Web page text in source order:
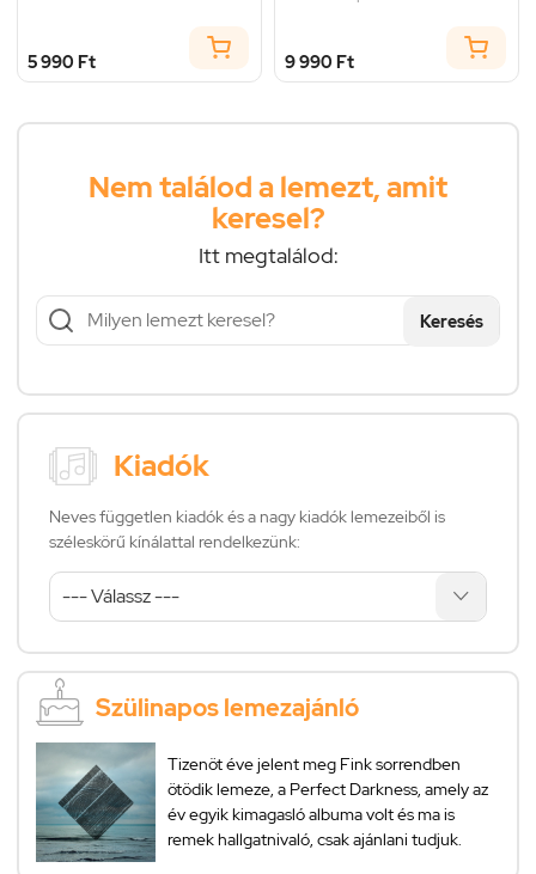
5 990 Ft 9 990 Ft
Nem találod a lemezt, amit
keresel?
Itt megtalálod:
Keresés
Kiadók
Neves független kiadók és a nagy kiadók lemezeiből is
széleskörű kínálattal rendelkezünk:
Szülinapos lemezajánló
Tizenöt éve jelent meg Fink sorrendben
ötödik lemeze, a Perfect Darkness, amely az
év egyik kimagasló albuma volt és ma is
remek hallgatnivaló, csak ajánlani tudjuk.